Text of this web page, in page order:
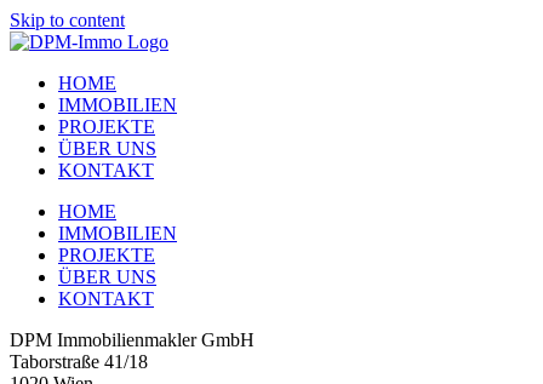
Skip to content
HOME
IMMOBILIEN
PROJEKTE
ÜBER UNS
KONTAKT
HOME
IMMOBILIEN
PROJEKTE
ÜBER UNS
KONTAKT
DPM Immobilienmakler GmbH
Taborstraße 41/18